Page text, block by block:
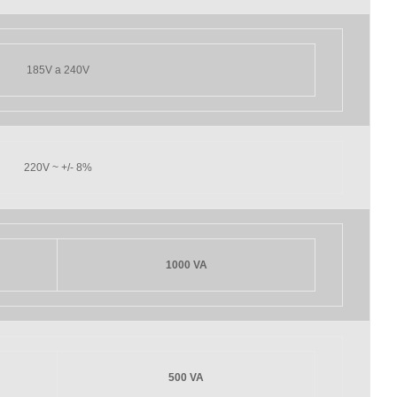
185V a 240V
220V ~ +/- 8%
1000 VA
500 VA